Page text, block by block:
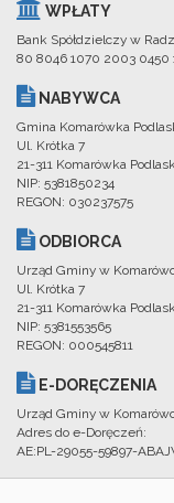
WPŁATY
Bank Spółdzielczy w
80 8046 1070 2003 0450
NABYWCA
Gmina Komarówka
Ul. Krótka 7
21-311 Komarówka
NIP: 5381850234
REGON: 030237575
ODBIORCA
Urząd Gminy w
Ul. Krótka 7
21-311 Komarówka
NIP: 5381553565
REGON: 000545811
E-DORĘCZENIA
Urząd Gminy w
Adres do e-Doręczeń:
AE:PL-29055-59897-